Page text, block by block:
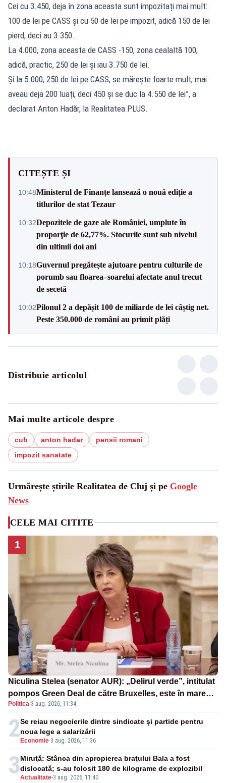
Cei cu 3.450, deja în zona aceasta sunt impozitați mai mult:
100 de lei pe CASS și cu 50 de lei pe impozit, adică 150 de lei
pierd, deci au 3.350.
La 4.000, zona aceasta de CASS -150, zona cealaltă 100,
adică, practic, 250 de lei și iau 3.750 de lei.
Și la 5.000, 250 de lei pe CASS, se mărește foarte mult, mai
aveau deja 200 luați, deci 450 și se duc la 4.550 de lei”, a
declarat Anton Hadăr, la Realitatea PLUS.
CITEȘTE ȘI
10:48Ministerul de Finanțe lansează o nouă ediție a
titlurilor de stat Tezaur
10:32Depozitele de gaze ale României, umplute în
proporţie de 62,77%. Stocurile sunt sub nivelul
din ultimii doi ani
10:18Guvernul pregătește ajutoare pentru culturile de
porumb sau floarea–soarelui afectate anul trecut
de secetă
10:02Pilonul 2 a depășit 100 de miliarde de lei câștig net.
Peste 350.000 de români au primit plăți
Distribuie articolul
Mai multe articole despre
cub anton hadar
pensii romani
impozit sanatate
Urmărește știrile Realitatea de Cluj și pe Google
News
CELE MAI CITITE
1
Niculina Stelea (senator AUR): „Delirul verde”, intitulat
pompos Green Deal de către Bruxelles, este în mare
măsură vinovat de prezumtiva apocalipsă energetică”
Politica·3 aug. 2026, 11:34
2 Economie-3 aug. 2026, 11:36
Se reiau negocierile dintre sindicate și partide pentru
noua lege a salarizării
3Actualitate-3 aug. 2026, 11:40
Miruţă: Stânca din apropierea braţului Bala a fost
dislocată; s-au folosit 180 de kilograme de explozibil